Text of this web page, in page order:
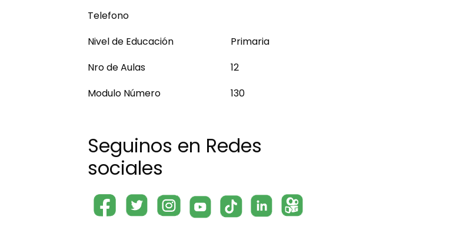
Telefono
Nivel de Educación
Primaria
Nro de Aulas
12
Modulo Número
130
Seguinos en Redes
sociales